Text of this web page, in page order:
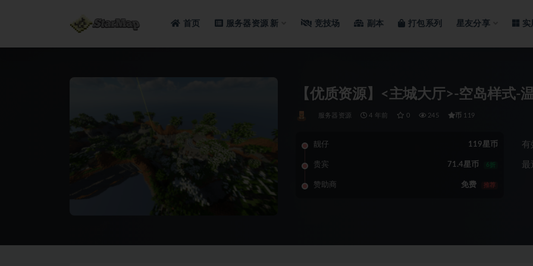
首页 服务器资源新 竞技场 副本 打包系列 星友分享 实
【优质资源】<主城大厅>-空岛样式-
服务器资源 4 年前 0 245 币 119
靓仔 119星币
贵宾 71.4星币 6折
赞助商 免费 推荐
有
最